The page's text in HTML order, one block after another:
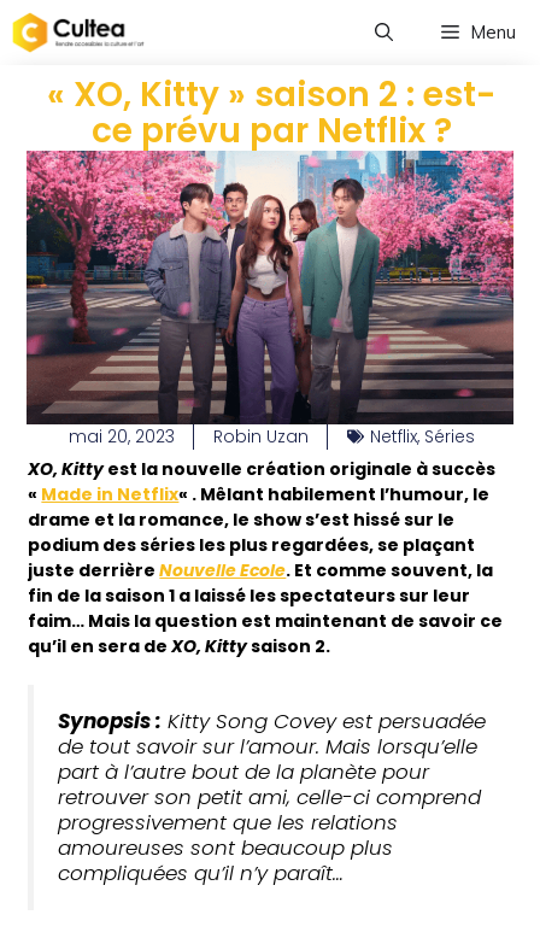
Menu
« XO, Kitty » saison 2 : est-
ce prévu par Netflix ?
mai 20, 2023 Robin Uzan Netflix, Séries
XO, Kittyest la nouvelle création originale à succès
« Made in Netflix« . Mêlant habilement l’humour, le
drame et la romance, le show s’est hissé sur le
podium des séries les plus regardées, se plaçant
juste derrièreNouvelle Ecole. Et comme souvent, la
fin de la saison 1 a laissé les spectateurs sur leur
faim… Mais la question est maintenant de savoir ce
qu’il en sera deXO, Kittysaison 2.
Synopsis : Kitty Song Covey est persuadée
de tout savoir sur l’amour. Mais lorsqu’elle
part à l’autre bout de la planète pour
retrouver son petit ami, celle-ci comprend
progressivement que les relations
amoureuses sont beaucoup plus
compliquées qu’il n’y paraît…